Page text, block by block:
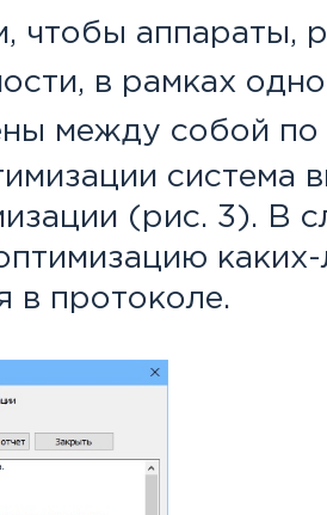
чтобы аппараты,
в рамках
между собой по
система
(рис. 3). В
в протоколе.